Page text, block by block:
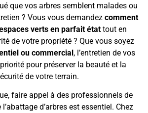
que vos arbres semblent malades ou
? Vous vous demandez comment
verts en parfait étattout en
de votre propriété ? Que vous soyez
ou commercial, l’entretien de vos
pour préserver la beauté et la
de votre terrain.
faire appel à des professionnels de
l’abattage d’arbres est essentiel. Chez